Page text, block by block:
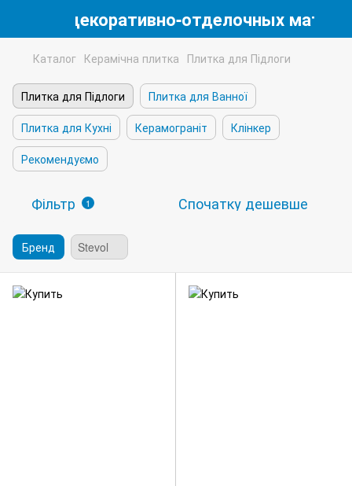
декоративно-отделочных
Каталог Керамічна плитка Плитка для Підлоги
Плитка для Підлоги
Плитка для Ванної
Плитка для Кухні
Керамограніт
Клінкер
Рекомендуємо
Фільтр 1 Спочатку дешевше
Бренд Stevol